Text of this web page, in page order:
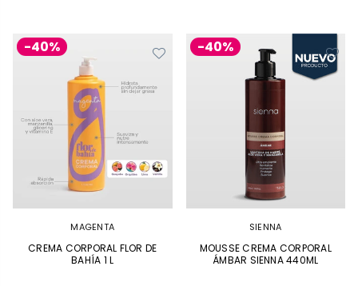
-40%
MAGENTA
CREMA CORPORAL FLOR DE
BAHÍA 1 L
-40%
SIENNA
MOUSSE CREMA CORPORAL
ÁMBAR SIENNA 440ML